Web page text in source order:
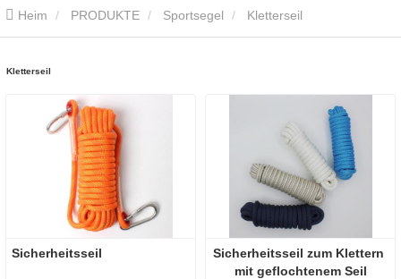
Heim PRODUKTE Sportsegel Kletterseil
Kletterseil
Sicherheitsseil
Sicherheitsseil zum Klettern
mit geflochtenem Seil